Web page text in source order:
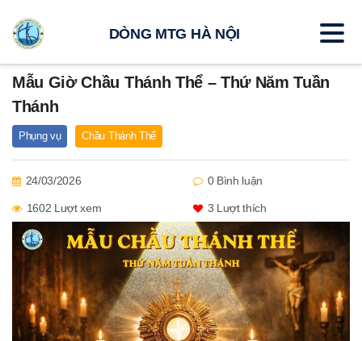
Mẫu Giờ Chầu Thánh Thể – Thứ Năm Tuần
Thánh
Phụng vụ Chầu Thánh Thể
24/03/2026 0 Bình luận
1602 Lượt xem 3 Lượt thích
DÒNG MTG HÀ NỘI